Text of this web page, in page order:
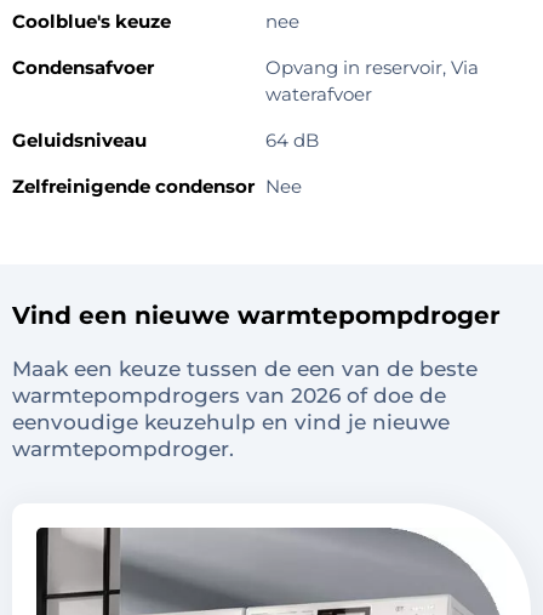
Coolblue's keuze
nee
Condensafvoer
Opvang in reservoir, Via
waterafvoer
Geluidsniveau
64 dB
Zelfreinigende condensor Nee
Vind een nieuwe warmtepompdroger
Maak een keuze tussen de een van de beste
warmtepompdrogers van 2026 of doe de
eenvoudige keuzehulp en vind je nieuwe
warmtepompdroger.